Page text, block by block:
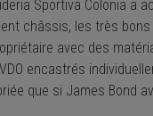
Sportiva Colonia a
châssis, les très
avec des
encastrés
que si James Bond